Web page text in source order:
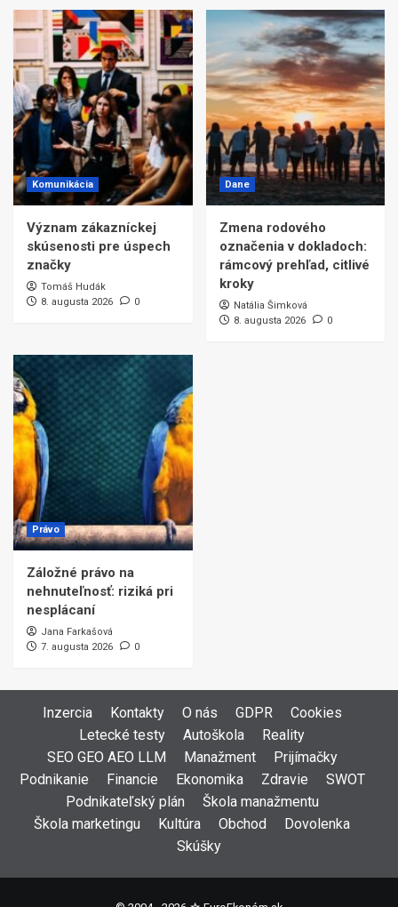
Komunikácia
Význam zákazníckej
skúsenosti pre úspech
značky
Tomáš Hudák
8. augusta 2026
0
Dane
Zmena rodového
označenia v dokladoch:
rámcový prehľad, citlivé
kroky
Natália Šimková
8. augusta 2026
0
Právo
Záložné právo na
nehnuteľnosť: riziká pri
nesplácaní
Jana Farkašová
7. augusta 2026
0
Inzercia Kontakty O nás GDPR
Cookies
Letecké testy
Autoškola
Reality
SEO GEO AEO LLM
Manažment
Prijímačky
Podnikanie
Financie Ekonomika Zdravie
SWOT
Podnikateľský plán
Škola manažmentu
Škola marketingu
Kultúra Obchod
Dovolenka
Skúšky